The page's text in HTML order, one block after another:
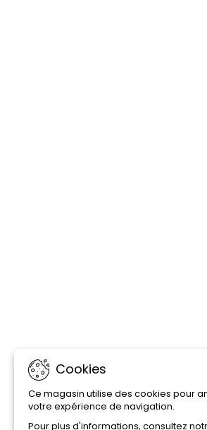
Cookies
Ce magasin utilise des cookies pour
votre expérience de navigation.
Pour plus d'informations, consultez